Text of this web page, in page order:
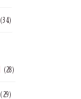
(34)
(28)
(29)